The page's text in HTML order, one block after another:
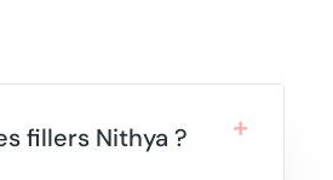
fillers Nithya ?